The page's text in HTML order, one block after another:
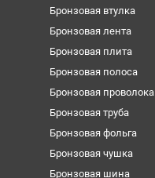
Бронзовая втулка
Бронзовая лента
Бронзовая плита
Бронзовая полоса
Бронзовая проволока
Бронзовая труба
Бронзовая фольга
Бронзовая чушка
Бронзовая шина